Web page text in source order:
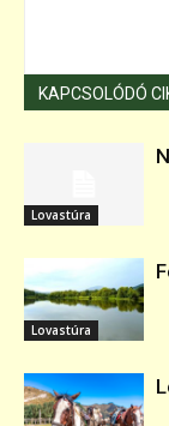
KAPCSOLÓDÓ
Lovastúra
Lovastúra